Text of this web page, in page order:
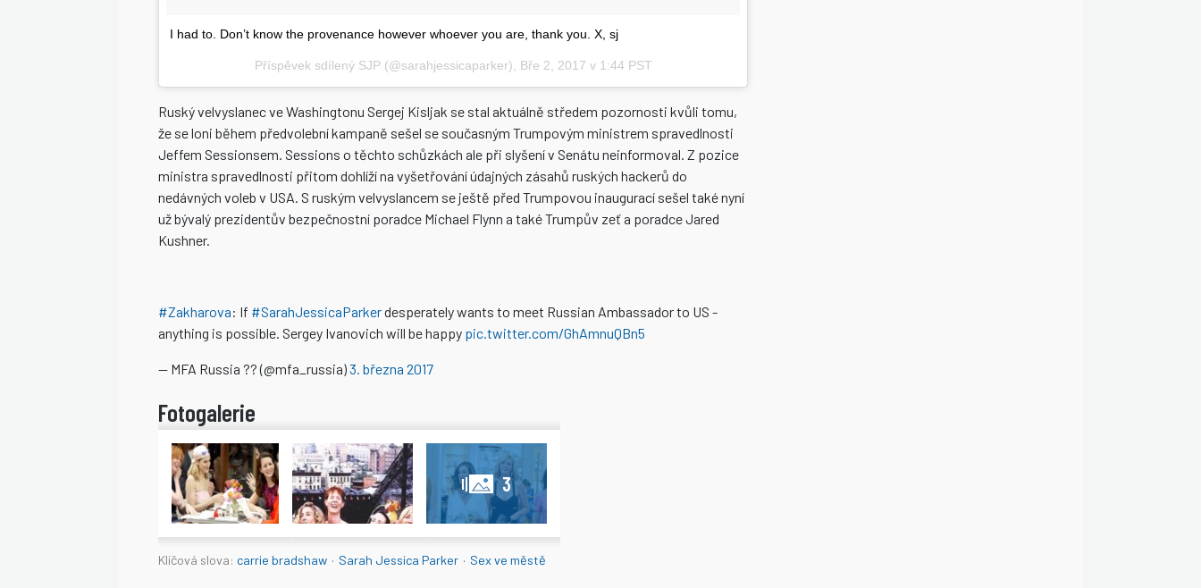
I had to. Don’t know the provenance however whoever you are, thank you. X, sj
Příspěvek sdílený SJP (@sarahjessicaparker), Bře 2, 2017 v 1:44 PST
Ruský velvyslanec ve Washingtonu Sergej Kisljak se stal aktuálně středem pozornosti kvůli tomu,
že se loni během předvolební kampaně sešel se současným Trumpovým ministrem spravedlnosti
Jeffem Sessionsem. Sessions o těchto schůzkách ale při slyšení v Senátu neinformoval. Z pozice
ministra spravedlnosti přitom dohlíží na vyšetřování údajných zásahů ruských hackerů do
nedávných voleb v USA. S ruským velvyslancem se ještě před Trumpovou inaugurací sešel také nyní
už bývalý prezidentův bezpečnostní poradce Michael Flynn a také Trumpův zeť a poradce Jared
Kushner.
#Zakharova: If #SarahJessicaParkerdesperately wants to meet Russian Ambassador to US -
anything is possible. Sergey Ivanovich will be happy pic.twitter.com/GhAmnuQBn5
— MFA Russia ?? (@mfa_russia)3. března 2017
3
Klíčová slova: carrie bradshaw · Sarah Jessica Parker · Sex ve městě